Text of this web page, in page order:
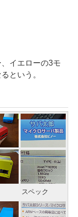
イエローの3モ
という。
スペック